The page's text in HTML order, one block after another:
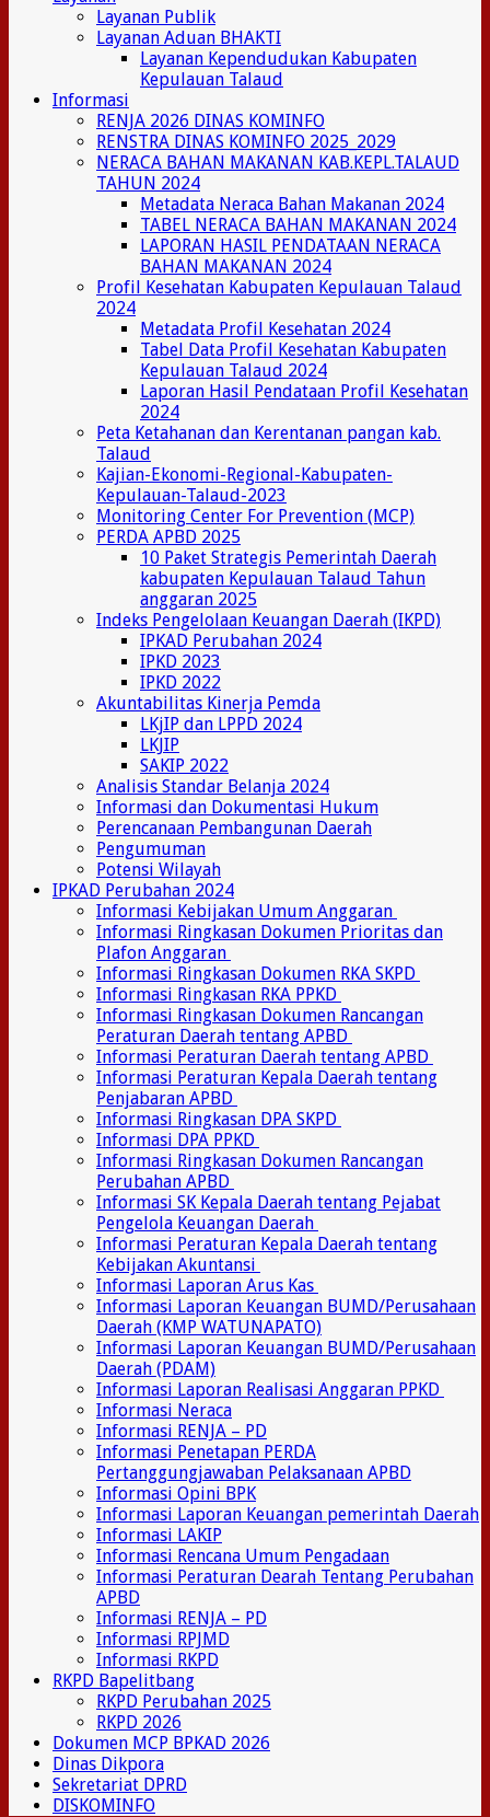
Layanan Publik
Layanan Aduan BHAKTI
Layanan Kependudukan Kabupaten
Kepulauan Talaud
Informasi
RENJA 2026 DINAS KOMINFO
RENSTRA DINAS KOMINFO 2025_2029
NERACA BAHAN MAKANAN KAB.KEPL.TALAUD
TAHUN 2024
Metadata Neraca Bahan Makanan 2024
TABEL NERACA BAHAN MAKANAN 2024
LAPORAN HASIL PENDATAAN NERACA
BAHAN MAKANAN 2024
Profil Kesehatan Kabupaten Kepulauan Talaud
2024
Metadata Profil Kesehatan 2024
Tabel Data Profil Kesehatan Kabupaten
Kepulauan Talaud 2024
Laporan Hasil Pendataan Profil Kesehatan
2024
Peta Ketahanan dan Kerentanan pangan kab.
Talaud
Kajian-Ekonomi-Regional-Kabupaten-
Kepulauan-Talaud-2023
Monitoring Center For Prevention (MCP)
PERDA APBD 2025
10 Paket Strategis Pemerintah Daerah
kabupaten Kepulauan Talaud Tahun
anggaran 2025
Indeks Pengelolaan Keuangan Daerah (IKPD)
IPKAD Perubahan 2024
IPKD 2023
IPKD 2022
Akuntabilitas Kinerja Pemda
LKjIP dan LPPD 2024
LKJIP
SAKIP 2022
Analisis Standar Belanja 2024
Informasi dan Dokumentasi Hukum
Perencanaan Pembangunan Daerah
Pengumuman
Potensi Wilayah
IPKAD Perubahan 2024
Informasi Kebijakan Umum Anggaran
Informasi Ringkasan Dokumen Prioritas dan
Plafon Anggaran
Informasi Ringkasan Dokumen RKA SKPD
Informasi Ringkasan RKA PPKD
Informasi Ringkasan Dokumen Rancangan
Peraturan Daerah tentang APBD
Informasi Peraturan Daerah tentang APBD
Informasi Peraturan Kepala Daerah tentang
Penjabaran APBD
Informasi Ringkasan DPA SKPD
Informasi DPA PPKD
Informasi Ringkasan Dokumen Rancangan
Perubahan APBD
Informasi SK Kepala Daerah tentang Pejabat
Pengelola Keuangan Daerah
Informasi Peraturan Kepala Daerah tentang
Kebijakan Akuntansi
Informasi Laporan Arus Kas
Informasi Laporan Keuangan BUMD/Perusahaan
Daerah (KMP WATUNAPATO)
Informasi Laporan Keuangan BUMD/Perusahaan
Daerah (PDAM)
Informasi Laporan Realisasi Anggaran PPKD
Informasi Neraca
Informasi RENJA – PD
Informasi Penetapan PERDA
Pertanggungjawaban Pelaksanaan APBD
Informasi Opini BPK
Informasi Laporan Keuangan pemerintah Daerah
Informasi LAKIP
Informasi Rencana Umum Pengadaan
Informasi Peraturan Dearah Tentang Perubahan
APBD
Informasi RENJA – PD
Informasi RPJMD
Informasi RKPD
RKPD Bapelitbang
RKPD Perubahan 2025
RKPD 2026
Dokumen MCP BPKAD 2026
Dinas Dikpora
Sekretariat DPRD
DISKOMINFO